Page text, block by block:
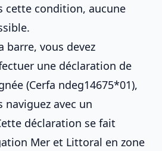
cette condition, aucune
barre, vous devez
une déclaration de
(Cerfa ndeg14675*01),
naviguez avec un
déclaration se fait
Mer et Littoral en zone